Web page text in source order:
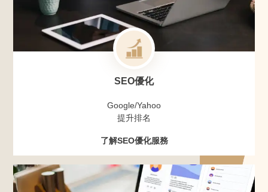
SEO優化
Google/Yahoo
提升排名
了解SEO優化服務